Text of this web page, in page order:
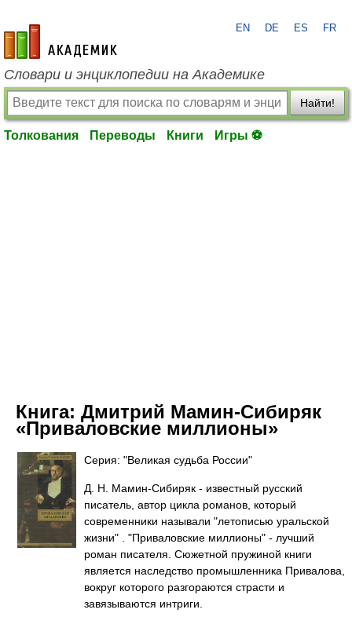
academic.ru
EN DE ES FR
Словари и энциклопедии на Академике
Найти!
Толкования Переводы Книги Игры ⚽
Книга: Дмитрий Мамин-Сибиряк
«Приваловские миллионы»
Серия: "Великая судьба России"
Д. Н. Мамин-Сибиряк - известный русский
писатель, автор цикла романов, который
современники называли "летописью уральской
жизни" . "Приваловские миллионы" - лучший
роман писателя. Сюжетной пружиной книги
является наследство промышленника Привалова,
вокруг которого разгораются страсти и
завязываются интриги.